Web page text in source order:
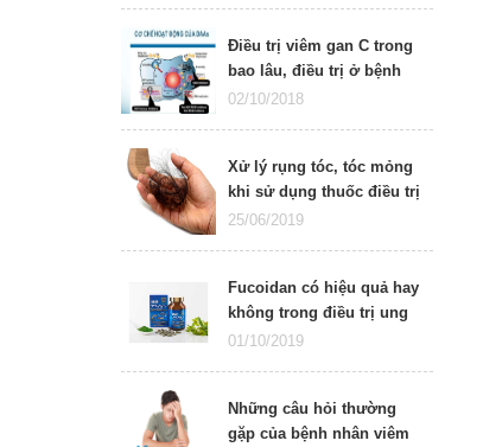
Điều trị viêm gan C trong
bao lâu, điều trị ở bệnh
viện nào
02/10/2018
Xử lý rụng tóc, tóc mỏng
khi sử dụng thuốc điều trị
ung thư
25/06/2019
Fucoidan có hiệu quả hay
không trong điều trị ung
thư?
01/10/2019
Những câu hỏi thường
gặp của bệnh nhân viêm